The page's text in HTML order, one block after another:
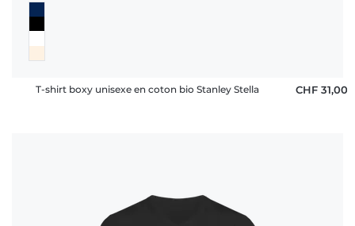
T-shirt boxy unisexe en coton bio Stanley Stella CHF 31,00